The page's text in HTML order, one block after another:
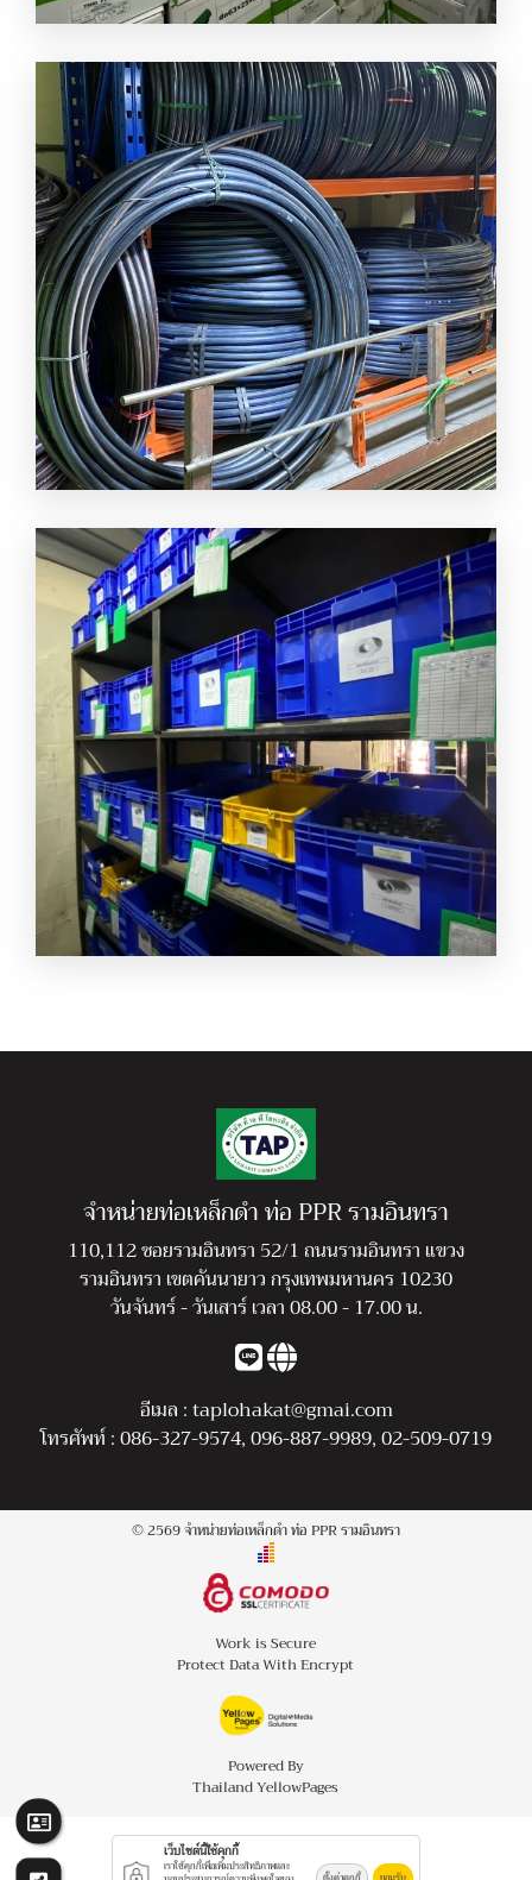
ตัวเเทนจำหน่ายท่อไทย พีพี-อาร์
ตัวแทนจำหน่าย ท่อ HDPE
อุปกรณ์ฟิตติ้งส์ ราคาโรงงาน
จำหน่ายท่อเหล็กดำ ท่อ PPR รามอินทรา
110,112 ซอยรามอินทรา 52/1 ถนนรามอินทรา แขวง
รามอินทรา เขตคันนายาว กรุงเทพมหานคร 10230
วันจันทร์ - วันเสาร์ เวลา 08.00 - 17.00 น.
อีเมล :taplohakat@gmai.com
โทรศัพท์ :086-327-9574,096-887-9989,02-509-0719
© 2569จำหน่ายท่อเหล็กดำ ท่อ PPR รามอินทรา
Work is Secure
Protect Data With Encrypt
Powered By
Thailand YellowPages
เว็บไซต์นี้ใช้คุกกี้
เราใช้คุกกี้เพื่อเพิ่มประสิทธิภาพและ